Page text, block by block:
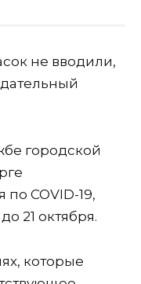
не вводили,
городской
COVID-19,
21 октября.
которые